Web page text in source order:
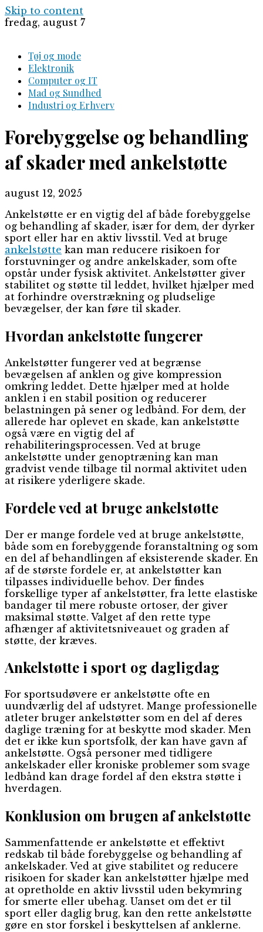
Skip to content
fredag, august 7
Tøj og mode
Elektronik
Computer og IT
Mad og Sundhed
Industri og Erhverv
Forebyggelse og behandling
af skader med ankelstøtte
august 12, 2025
Ankelstøtte er en vigtig del af både forebyggelse
og behandling af skader, især for dem, der dyrker
sport eller har en aktiv livsstil. Ved at bruge
ankelstøtte kan man reducere risikoen for
forstuvninger og andre ankelskader, som ofte
opstår under fysisk aktivitet. Ankelstøtter giver
stabilitet og støtte til leddet, hvilket hjælper med
at forhindre overstrækning og pludselige
bevægelser, der kan føre til skader.
Hvordan ankelstøtte fungerer
Ankelstøtter fungerer ved at begrænse
bevægelsen af anklen og give kompression
omkring leddet. Dette hjælper med at holde
anklen i en stabil position og reducerer
belastningen på sener og ledbånd. For dem, der
allerede har oplevet en skade, kan ankelstøtte
også være en vigtig del af
rehabiliteringsprocessen. Ved at bruge
ankelstøtte under genoptræning kan man
gradvist vende tilbage til normal aktivitet uden
at risikere yderligere skade.
Fordele ved at bruge ankelstøtte
Der er mange fordele ved at bruge ankelstøtte,
både som en forebyggende foranstaltning og som
en del af behandlingen af eksisterende skader. En
af de største fordele er, at ankelstøtter kan
tilpasses individuelle behov. Der findes
forskellige typer af ankelstøtter, fra lette elastiske
bandager til mere robuste ortoser, der giver
maksimal støtte. Valget af den rette type
afhænger af aktivitetsniveauet og graden af
støtte, der kræves.
Ankelstøtte i sport og dagligdag
For sportsudøvere er ankelstøtte ofte en
uundværlig del af udstyret. Mange professionelle
atleter bruger ankelstøtter som en del af deres
daglige træning for at beskytte mod skader. Men
det er ikke kun sportsfolk, der kan have gavn af
ankelstøtte. Også personer med tidligere
ankelskader eller kroniske problemer som svage
ledbånd kan drage fordel af den ekstra støtte i
hverdagen.
Konklusion om brugen af ankelstøtte
Sammenfattende er ankelstøtte et effektivt
redskab til både forebyggelse og behandling af
ankelskader. Ved at give stabilitet og reducere
risikoen for skader kan ankelstøtter hjælpe med
at opretholde en aktiv livsstil uden bekymring
for smerte eller ubehag. Uanset om det er til
sport eller daglig brug, kan den rette ankelstøtte
gøre en stor forskel i beskyttelsen af anklerne.